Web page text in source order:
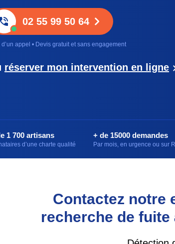
02 55 99 50 64
d’un appel • Devis gratuit et sans engagement
réserver mon intervention en ligne
1 700 artisans
d’une charte qualité
+ de 15000 demandes
Par mois, en urgence ou sur
Contactez notre
recherche de fuite